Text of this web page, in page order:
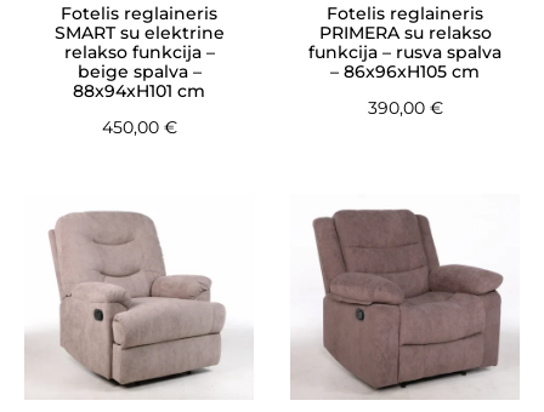
Fotelis reglaineris
SMART su elektrine
relakso funkcija –
beige spalva –
88x94xH101 cm
450,00 €
Fotelis reglaineris
PRIMERA su relakso
funkcija – rusva spalva
– 86x96xH105 cm
390,00 €